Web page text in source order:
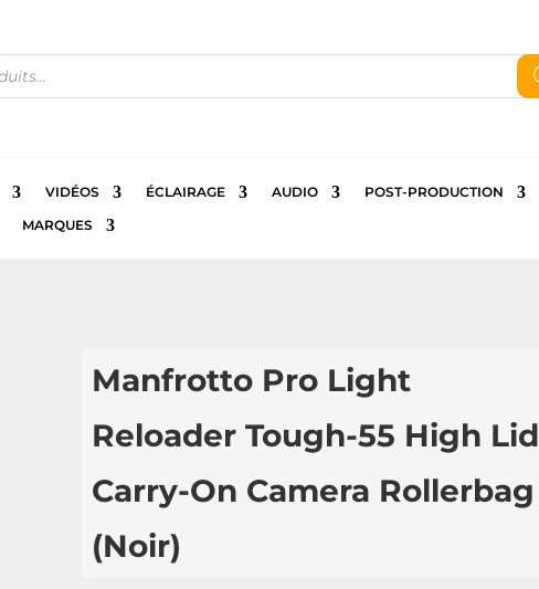
VIDÉOS ÉCLAIRAGE AUDIO POST-PRODUCTION
MARQUES
Manfrotto Pro Light
Reloader Tough-55 High Lid
Carry-On Camera Rollerbag
(Noir)